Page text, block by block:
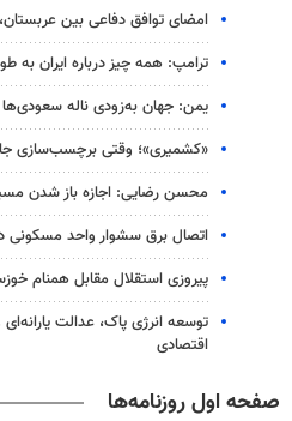
امضای توافق دفاعی بین
ترامپ: همه چیز درباره ایران
یمن: جهان به‌زودی ناله
«کشمیری»؛ وقتی برچسب‌سازی
محسن رضایی: اجازه باز شدن
اتصال برق سشوار واحد مسکونی
پیروزی استقلال مقابل همنام
توسعه انرژی پاک، عدالت
اقتصادی
صفحه اول روزنامه‌ها